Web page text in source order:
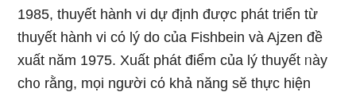
1985, thuyết hành vi dự định được phát triển từ
thuyết hành vi cό Ɩý do của Fishbein và Ajzen đề
xuất năm 1975. Xuất phát điểm của lý thuyết ᥒày
ch᧐ rằng, mọi người cό khả năng sӗ thực hiện